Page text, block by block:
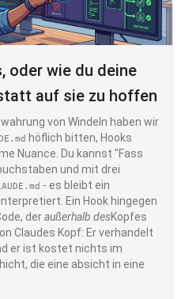
oder wie du deine
auf sie zu hoffen
von Windeln haben wir
höflich bitten, Hooks
Nuance. Du kannst "Fass
und mit drei
- es bleibt ein
Ein Hook hingegen
deraußerhalb desKopfes
Claudes Kopf: Er verhandelt
er ist kostet nichts im
die eine absicht in eine